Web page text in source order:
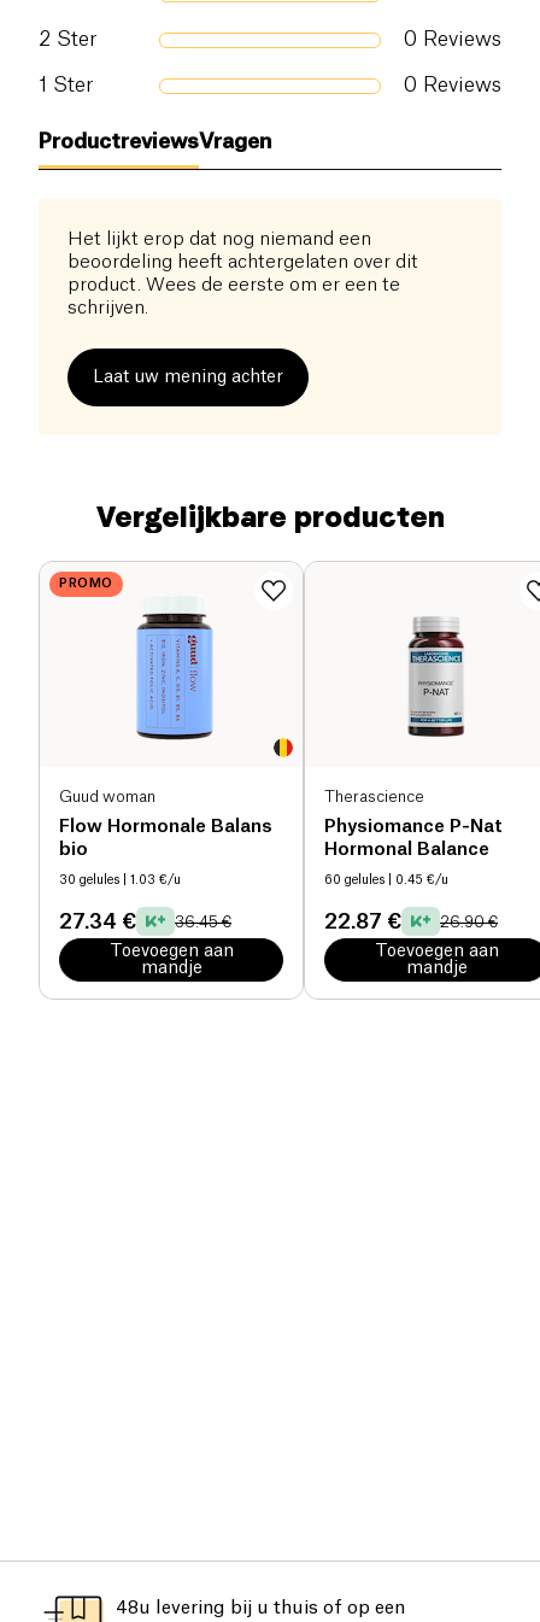
2 Ster 0 Reviews
1 Ster 0 Reviews
ProductreviewsVragen
Het lijkt erop dat nog niemand een
beoordeling heeft achtergelaten over dit
product. Wees de eerste om er een te
schrijven.
Laat uw mening achter
Vergelijkbare producten
PROMO
Guud woman
Flow Hormonale Balans
bio
30 gelules | 1.03 €/u
27.34 € 36.45 €
Toevoegen aan
mandje
Therascience
Physiomance P-Nat
Hormonal Balance
60 gelules | 0.45 €/u
22.87 € 26.90 €
Toevoegen aan
mandje
48u levering bij u thuis of op een